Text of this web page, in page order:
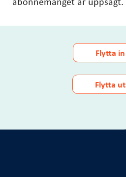
Flytta in
Flytta ut